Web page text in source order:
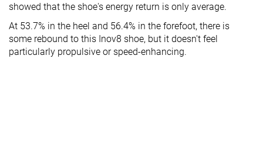
showed that the shoe's energy return is only average.
At 53.7% in the heel and 56.4% in the forefoot, there is
some rebound to this Inov8 shoe, but it doesn't feel
particularly propulsive or speed-enhancing.